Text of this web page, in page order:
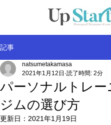
記事
パーソナルトレー
ジムの選び方
natsumetakamasa
2021年1月12日 読了時間: 2分
更新日： 2021年1月19日